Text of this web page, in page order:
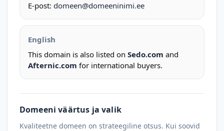
E-post: domeen@domeeninimi.ee
English
This domain is also listed on Sedo.com and
Afternic.com for international buyers.
Domeeni väärtus ja valik
Kvaliteetne domeen on strateegiline otsus. Kui soovid